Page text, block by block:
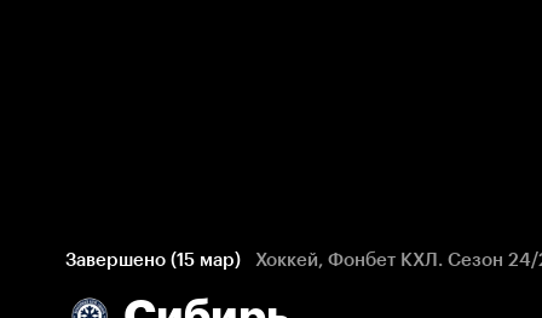
Завершено (15 мар) Хоккей, Фонбет КХЛ. Сезон 24/